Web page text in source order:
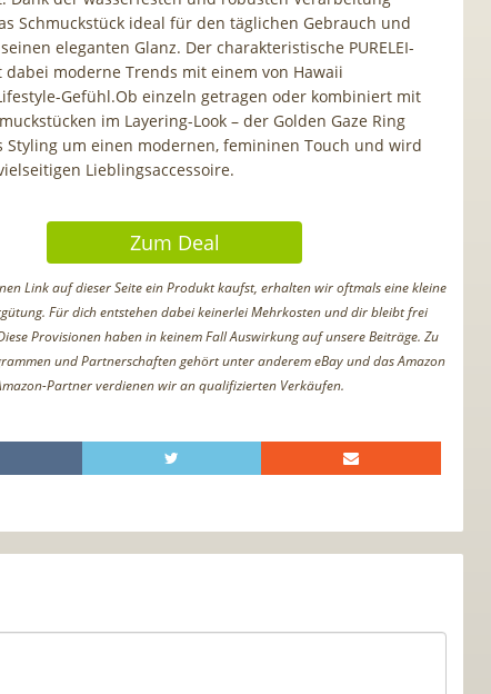
Schmuckstück ideal für den täglichen Gebrauch und
eleganten Glanz. Der charakteristische PURELEI-
moderne Trends mit einem von Hawaii
Gefühl.Ob einzeln getragen oder kombiniert mit
im Layering-Look – der Golden Gaze Ring
Styling um einen modernen, femininen Touch und wird
Lieblingsaccessoire.
Zum Deal
Link auf dieser Seite ein Produkt kaufst, erhalten wir oftmals eine kleine
Für dich entstehen dabei keinerlei Mehrkosten und dir bleibt frei
Provisionen haben in keinem Fall Auswirkung auf unsere Beiträge. Zu
und Partnerschaften gehört unter anderem eBay und das Amazon
Partner verdienen wir an qualifizierten Verkäufen.